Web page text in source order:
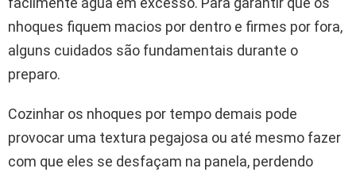
nhoques fiquem macios por dentro e firmes por fora,
alguns cuidados são fundamentais durante o
preparo.
Cozinhar os nhoques por tempo demais pode
provocar uma textura pegajosa ou até mesmo fazer
com que eles se desfaçam na panela, perdendo